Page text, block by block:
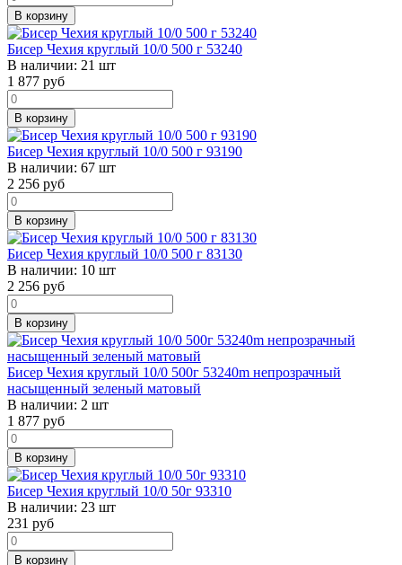
В корзину
Бисер Чехия круглый 10/0 500 г 53240
В наличии: 21 шт
1 877 руб
В корзину
Бисер Чехия круглый 10/0 500 г 93190
В наличии: 67 шт
2 256 руб
В корзину
Бисер Чехия круглый 10/0 500 г 83130
В наличии: 10 шт
2 256 руб
В корзину
Бисер Чехия круглый 10/0 500г 53240m непрозрачный
насыщенный зеленый матовый
В наличии: 2 шт
1 877 руб
В корзину
Бисер Чехия круглый 10/0 50г 93310
В наличии: 23 шт
231 руб
В корзину